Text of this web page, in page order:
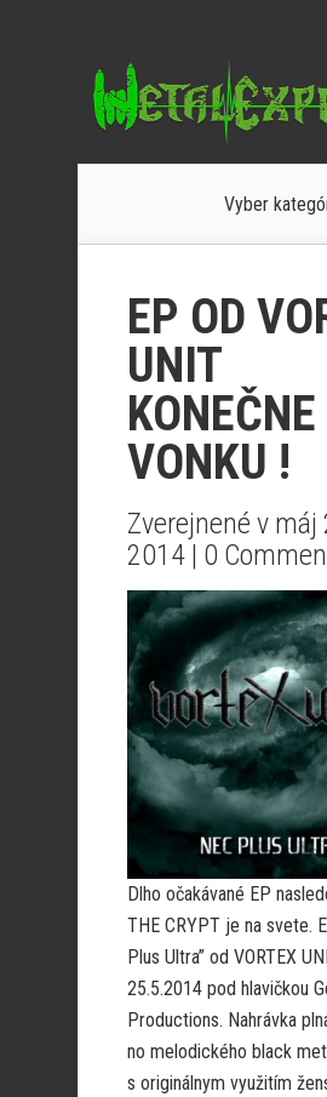
Vyber
EP OD
UNIT
KONEČNE
VONKU !
Zverejnené v máj
2014 | 0
Dlho očakávané EP
THE CRYPT je na svete.
Plus Ultra” od VORTEX
25.5.2014 pod hlavičkou
Productions. Nahrávka
no melodického black
s originálnym využitím